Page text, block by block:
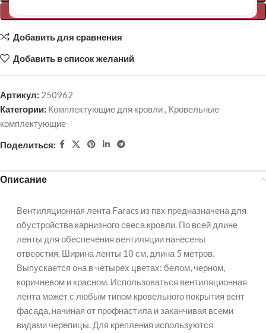
Добавить для сравнения
Добавить в список желаний
Артикул: 250962
Категории: Комплектующие для кровли, Кровельные
комплектующие
Поделиться:
Описание
Вентиляционная лента Faracs из пвх предназначена для
обустройства карнизного свеса кровли. По всей длине
ленты для обеспечения вентиляции нанесены
отверстия. Ширина ленты 10 см, длина 5 метров.
Выпускается она в четырех цветах: белом, черном,
коричневом и красном. Использоваться вентиляционная
лента может с любым типом кровельного покрытия вент
фасада, начиная от профнастила и заканчивая всеми
видами черепицы. Для крепления используются